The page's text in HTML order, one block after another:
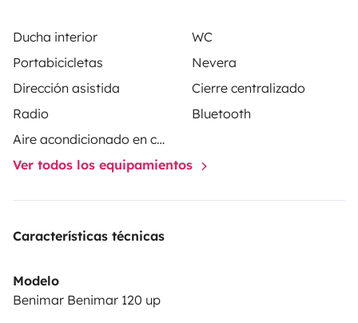
Ducha interior
WC
Portabicicletas
Nevera
Dirección asistida
Cierre centralizado
Radio
Bluetooth
Aire acondicionado en cabina
Ver todos los equipamientos
Características técnicas
Modelo
Benimar Benimar 120 up